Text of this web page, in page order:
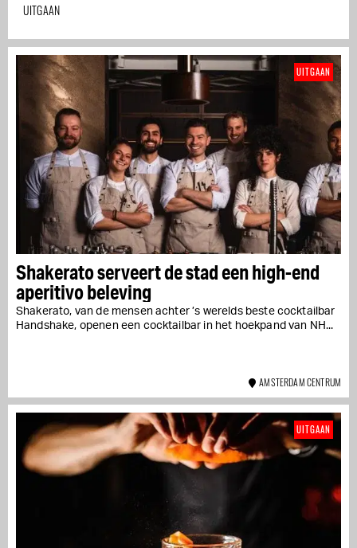
UITGAAN
Shakerato serveert de stad een high-end
aperitivo beleving
Shakerato, van de mensen achter ’s werelds beste cocktailbar
Handshake, openen een cocktailbar in het hoekpand van NH...
UITGAAN
AMSTERDAM CENTRUM
UITGAAN